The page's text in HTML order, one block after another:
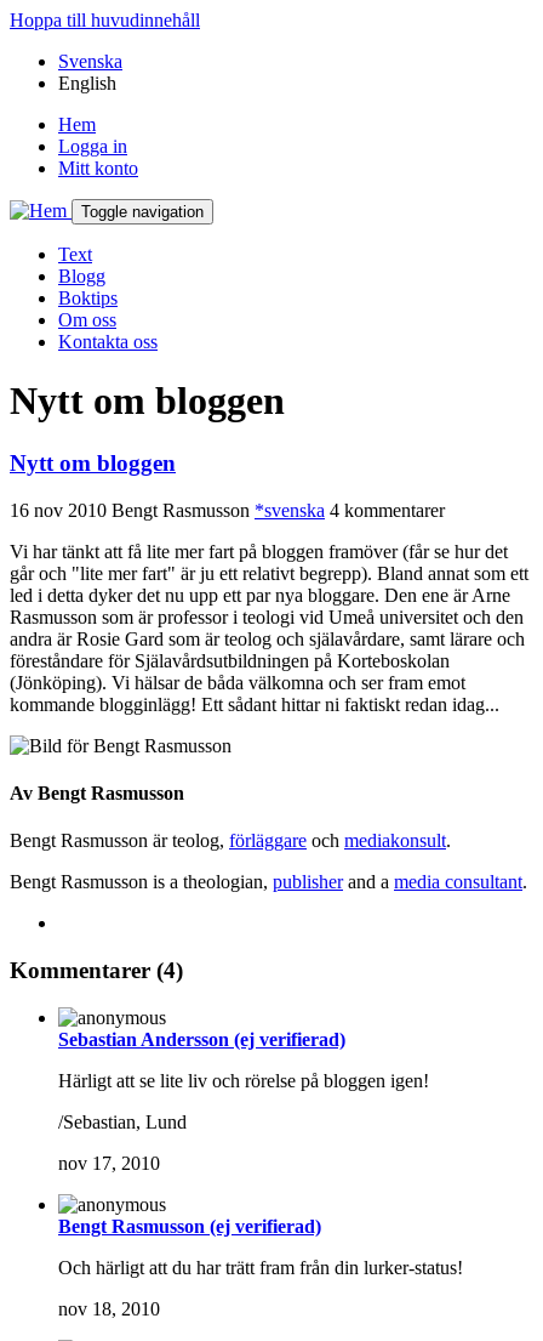
Hoppa till huvudinnehåll
Svenska
English
Hem
Logga in
Mitt konto
Toggle navigation
Text
Blogg
Boktips
Om oss
Kontakta oss
Nytt om bloggen
Nytt om bloggen
16 nov 2010 Bengt Rasmusson *svenska 4 kommentarer
Vi har tänkt att få lite mer fart på bloggen framöver (får se hur det
går och "lite mer fart" är ju ett relativt begrepp). Bland annat som ett
led i detta dyker det nu upp ett par nya bloggare. Den ene är Arne
Rasmusson som är professor i teologi vid Umeå universitet och den
andra är Rosie Gard som är teolog och själavårdare, samt lärare och
föreståndare för Själavårdsutbildningen på Korteboskolan
(Jönköping). Vi hälsar de båda välkomna och ser fram emot
kommande blogginlägg! Ett sådant hittar ni faktiskt redan idag...
Av Bengt Rasmusson
Bengt Rasmusson är teolog, förläggare och mediakonsult.
Bengt Rasmusson is a theologian, publisherand a media consultant.
Kommentarer (4)
Sebastian Andersson (ej verifierad)
Härligt att se lite liv och rörelse på bloggen igen!
/Sebastian, Lund
nov 17, 2010
Bengt Rasmusson (ej verifierad)
Och härligt att du har trätt fram från din lurker-status!
nov 18, 2010